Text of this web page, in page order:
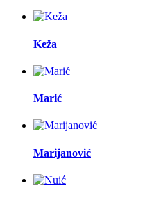
Keža
Marić
Marijanović